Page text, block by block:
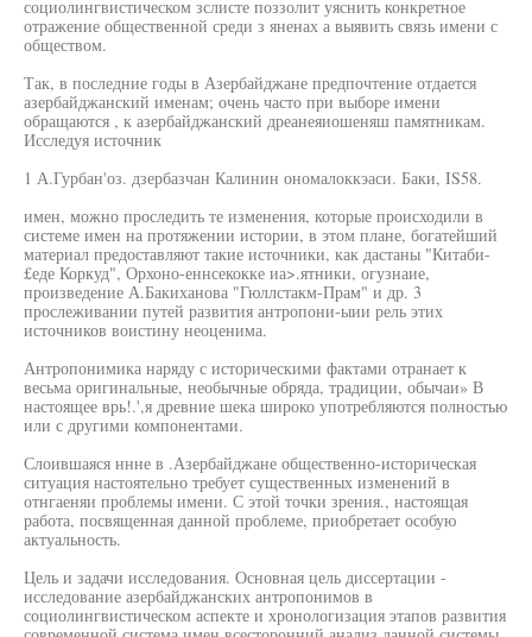
социолингвистическом зслисте поззолит уяснить конкретное
отражение общественной среди з яненах а выявить связь имени с
обществом.
Так, в последние годы в Азербайджане предпочтение отдается
азербайджанский именам; очень часто при выборе имени
обращаются , к азербайджанский дреанеяиошеняш памятникам.
Исследуя источник
1 А.Гурбан'оз. дзербазчан Калинин ономалоккэаси. Баки, IS58.
имен, можно проследить те изменения, которые происходили в
системе имен на протяжении истории, в этом плане, богатейший
материал предоставляют такие источники, как дастаны "Китаби-
£еде Коркуд", Орхоно-еннсекокке иа>.ятники, огузнаие,
произведение А.Бакиханова "Гюллстакм-Прам" и др. 3
прослеживании путей развития антропони-ыии рель этих
источников воистину неоценима.
Антропонимика наряду с историческими фактами отранает к
весьма оригинальные, необычные обряда, традиции, обычаи» В
настоящее врь!.',я древние шека широко употребляются полностью
или с другими компонентами.
Слоившаяся ннне в .Азербайджане общественно-историческая
ситуация настоятельно требует существенных изменений в
отнгаеняи проблемы имени. С этой точки зрения., настоящая
работа, посвященная данной проблеме, приобретает особую
актуальность.
Цель и задачи исследования. Основная цель диссертации -
исследование азербайджанских антропонимов в
социолингвистическом аспекте и хронологизация этапов развития